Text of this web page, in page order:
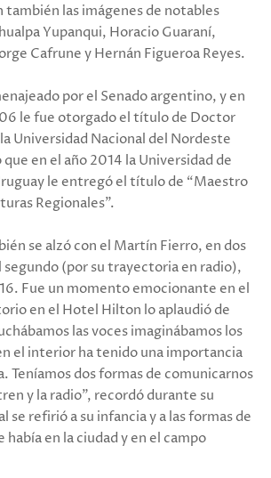
también las imágenes de notables
Yupanqui, Horacio Guaraní,
Cafrune y Hernán Figueroa Reyes.
por el Senado argentino, y en
le fue otorgado el título de Doctor
Universidad Nacional del Nordeste
en el año 2014 la Universidad de
le entregó el título de “Maestro
Regionales”.
se alzó con el Martín Fierro, en dos
(por su trayectoria en radio),
Fue un momento emocionante en el
en el Hotel Hilton lo aplaudió de
las voces imaginábamos los
el interior ha tenido una importancia
Teníamos dos formas de comunicarnos
y la radio”, recordó durante su
se refirió a su infancia y a las formas de
había en la ciudad y en el campo